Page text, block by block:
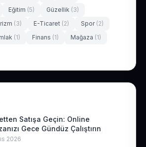
Eğitim (5) Güzellik (3)
(3) E-Ticaret (2) Spor (2)
(1) Finans (1) Mağaza (1)
Satışa Geçin: Online
Gece Gündüz Çalıştırın
2026